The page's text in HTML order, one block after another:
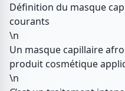
Définition du masque
courants
\n
Un masque capillaire
produit cosmétique
\n